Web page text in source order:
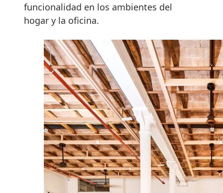
funcionalidad en los ambientes del
hogar y la oficina.